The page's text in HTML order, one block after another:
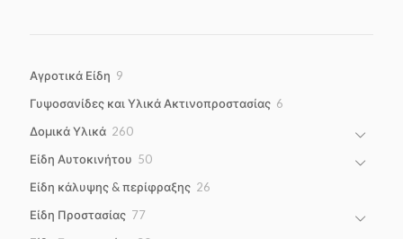
Αγροτικά Είδη 9
Γυψοσανίδες και Υλικά Ακτινοπροστασίας 6
Δομικά Υλικά 260260
Είδη Αυτοκινήτου 5050
Είδη κάλυψης & περίφραξης 26
Είδη Προστασίας 7777